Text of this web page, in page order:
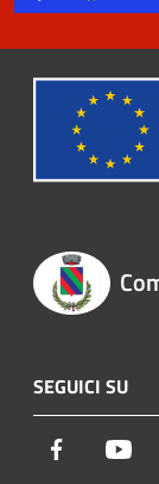
SEGUICI SU
Facebook